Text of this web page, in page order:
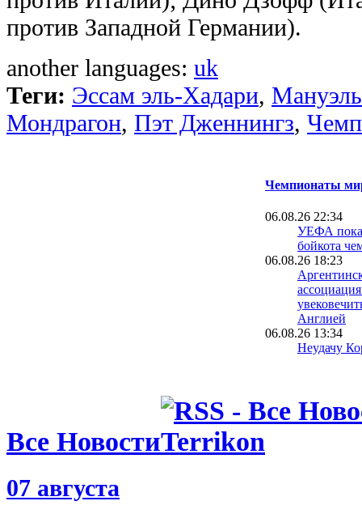
против Западной Германии).
another languages: uk
Теги: Эссам эль-Хадари,
Мондрагон, Пэт Дженнингз,
Чемпионаты
06.08.26 22:34
УЕФА пока
бойкота
06.08.26 18:23
Англией
06.08.26 13:34
Неудачу
06.08.26 09:39
Испания
Все Новости
07 августа